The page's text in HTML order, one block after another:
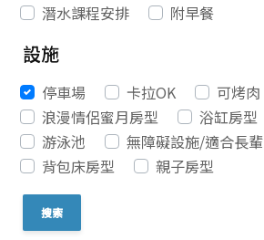
潛水課程安排
附早餐
設施
停車場 卡拉OK 可烤肉
浪漫情侶蜜月房型
浴缸房型
游泳池
無障礙設施/適合長輩
背包床房型
親子房型